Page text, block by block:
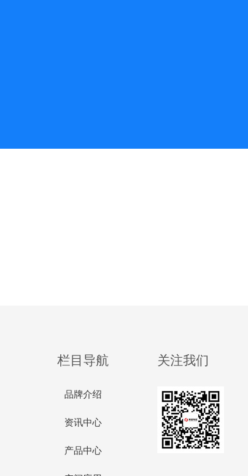
栏目导航
品牌介绍
资讯中心
产品中心
关注我们